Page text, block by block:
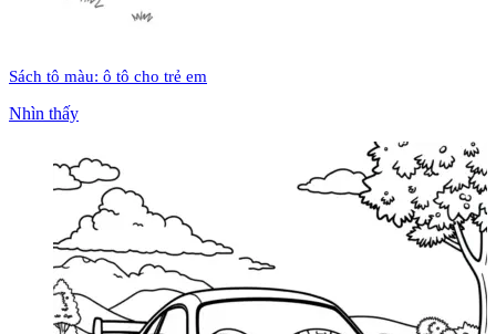
Sách tô màu: ô tô cho trẻ em
Nhìn thấy